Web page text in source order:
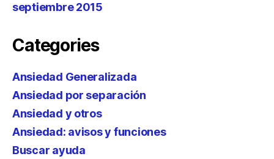
septiembre 2015
Categories
Ansiedad Generalizada
Ansiedad por separación
Ansiedad y otros
Ansiedad: avisos y funciones
Buscar ayuda